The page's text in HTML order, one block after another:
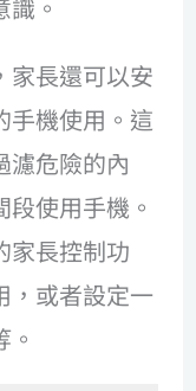
。
家長還可以安
手機使用。這
濾危險的內
使用手機。
家長控制功
，或者設定一